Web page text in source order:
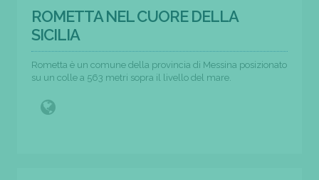
ROMETTA NEL CUORE DELLA
SICILIA
Rometta è un comune della provincia di Messina posizionato
su un colle a 563 metri sopra il livello del mare.